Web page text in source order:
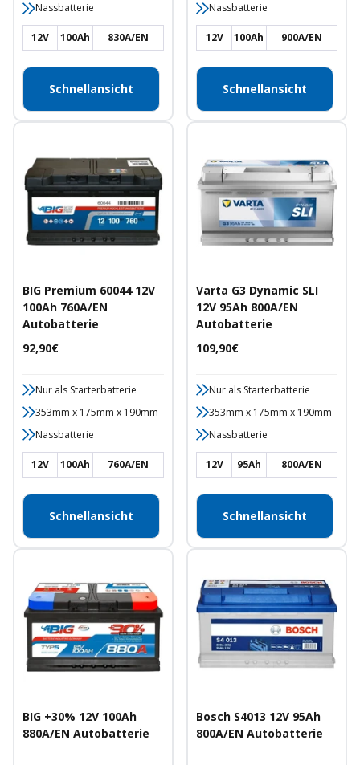
Nassbatterie
12V 100Ah 830A/EN
Schnellansicht
Nassbatterie
12V 100Ah 900A/EN
Schnellansicht
BIG Premium 60044 12V
100Ah 760A/EN
Autobatterie
Angebotspreis
92,90€
Nur als Starterbatterie
353mm x 175mm x 190mm
Nassbatterie
12V 100Ah 760A/EN
Schnellansicht
Varta G3 Dynamic SLI
12V 95Ah 800A/EN
Autobatterie
Angebotspreis
109,90€
Nur als Starterbatterie
353mm x 175mm x 190mm
Nassbatterie
12V 95Ah 800A/EN
Schnellansicht
BIG +30% 12V 100Ah
880A/EN Autobatterie
Bosch S4013 12V 95Ah
800A/EN Autobatterie